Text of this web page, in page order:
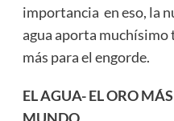
importancia en eso, la
agua aporta
más para el engorde.
EL AGUA- EL ORO